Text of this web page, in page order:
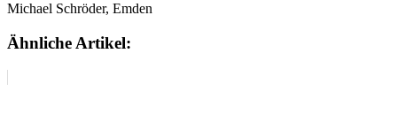
Michael Schröder, Emden
Ähnliche Artikel: